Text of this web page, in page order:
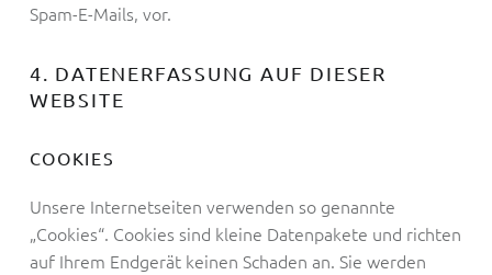
Spam-E-Mails, vor.
4. DATENERFASSUNG AUF DIESER
WEBSITE
COOKIES
Unsere Internetseiten verwenden so genannte
„Cookies“. Cookies sind kleine Datenpakete und richten
auf Ihrem Endgerät keinen Schaden an. Sie werden